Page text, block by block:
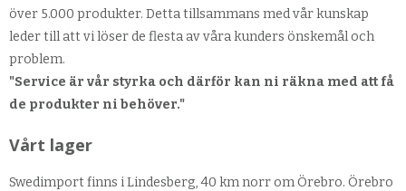
över 5.000 produkter. Detta tillsammans med vår kunskap
leder till att vi löser de flesta av våra kunders önskemål och
problem.
"Service är vår styrka och därför kan ni räkna med att få
de produkter ni behöver."
Vårt lager
Swedimport finns i Lindesberg, 40 km norr om Örebro. Örebro